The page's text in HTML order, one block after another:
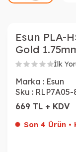
Esun PLA-
Gold
İlk
Marka : Esun
Sku :
669 TL + KDV
Son 4 Ürün